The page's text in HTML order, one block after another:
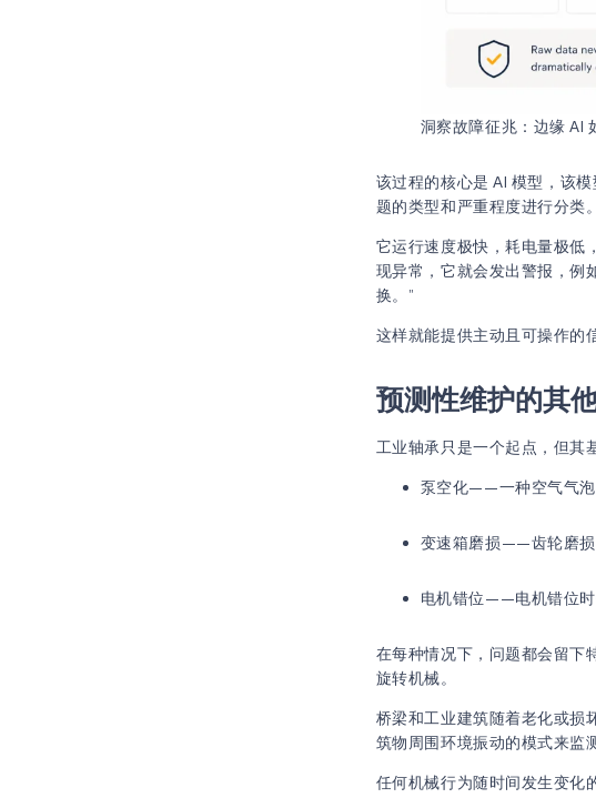
洞察故障征兆：边缘 AI
该过程的核心是 AI 模型，该
题的类型和严重程度进行分类。
它运行速度极快，耗电量极低
现异常，它就会发出警报，例
换。”
这样就能提供主动且可操作的
预测性维护的其
工业轴承只是一个起点，但其
泵空化——一种空气气泡
变速箱磨损——齿轮磨损
电机错位——电机错位时
在每种情况下，问题都会留下
旋转机械。
桥梁和工业建筑随着老化或损
筑物周围环境振动的模式来监
任何机械行为随时间发生变化